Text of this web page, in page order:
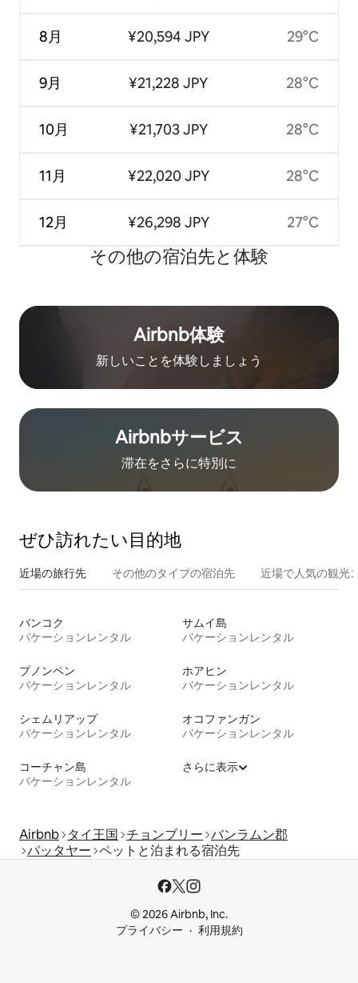
8月
9月
10月
11月
12月
¥20,594 JPY
¥21,228 JPY
¥21,703 JPY
¥22,020 JPY
¥26,298 JPY
29°C
28°C
28°C
28°C
27°C
その他の宿⁠泊⁠先と体⁠験
Airbnb体験
新しいことを体験しましょう
Airbnb⁠サ⁠ー⁠ビ⁠ス
滞在をさ⁠ら⁠に特⁠別⁠に
ぜひ訪⁠れ⁠た⁠い目⁠的⁠地
近場の旅行先 その他のタ⁠イ⁠プ⁠の宿⁠泊⁠先 近場で人気の観光
バンコク
バケーションレンタル
サムイ島
バケーションレンタル
プノンペン
バケーションレンタル
ホアヒン
バケーションレンタル
シェムリアップ
バケーションレンタル
オコファンガン
バケーションレンタル
コーチャン島
バケーションレンタル
さらに表示
Airbnb タイ王国 チョンブリー バンラムン郡
パッタヤー ペットと泊まれる宿泊先
© 2026 Airbnb, Inc.
プライバシー
利用規約